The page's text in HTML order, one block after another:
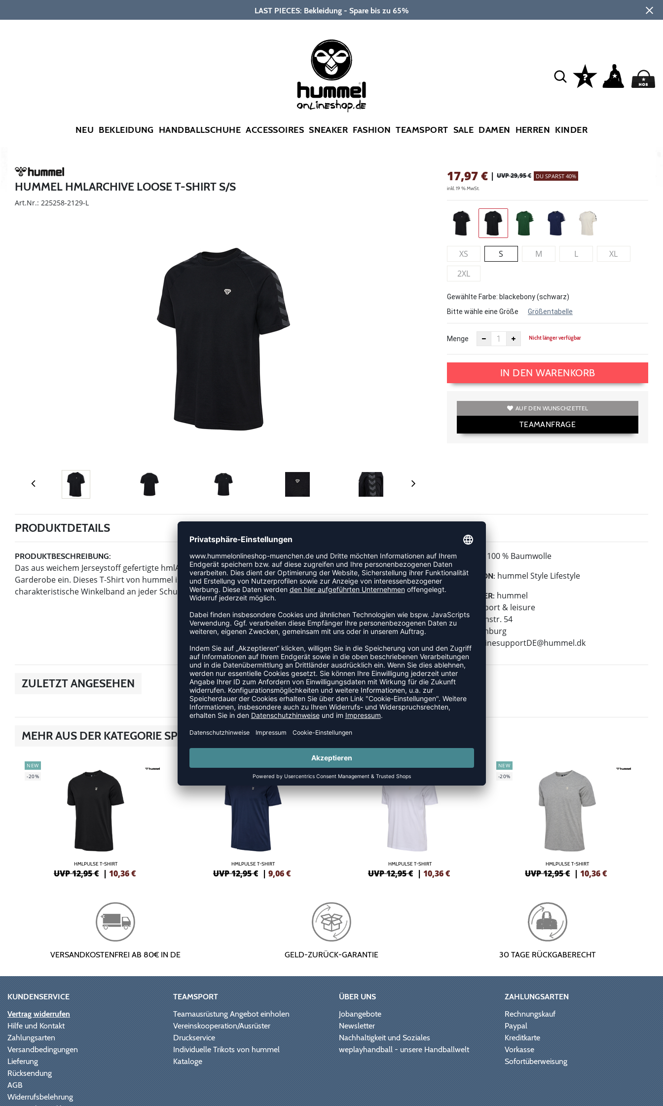
LAST PIECES: Bekleidung - Spare bis zu 65%
NEU BEKLEIDUNG HANDBALLSCHUHE ACCESSOIRES SNEAKER FASHION TEAMSPORT SALE DAMEN HERREN KINDER
HUMMEL HMLARCHIVE LOOSE T-SHIRT S/S
Art.Nr.: 225258-2129-L
17,97€ | UVP 29,95 € DU SPARST 40%
inkl. 19 % MwSt.
XS S M L
XL
2XL
Gewählte Farbe: blackebony (schwarz)
Bitte wähle eine Größe
Größentabelle
Menge Nicht länger verfügbar
IN DEN WARENKORB
AUF DEN WUNSCHZETTEL
TEAMANFRAGE
PRODUKTDETAILS
PRODUKTBESCHREIBUNG:
Das aus weichem Jerseystoff gefertigte hmlARCHIVE LOOSE T-SHIRT S/S fügt sich nahtlos in deine bestehende
Garderobe ein. Dieses T-Shirt von hummel ist bequem, flexibel, atmungsaktiv und verfügt über das
charakteristische Winkelband an jeder Schulter sowie das Logo auf der Brust.
MATERIAL: 100 % Baumwolle
KOLLEKTION: hummel Style Lifestyle
HERSTELLER: hummel
hummel sport & leisure
Leverkusenstr. 54
22761 Hamburg
E-Mail:
onlinesupportDE@hummel.dk
ZULETZT ANGESEHEN
MEHR AUS DER KATEGORIE SPORT STYLE
NEW
-20%
HMLPULSE T-SHIRT
UVP 12,95 € | 10,36€
SALE
HMLPULSE T-SHIRT
UVP 12,95 € | 9,06€
-20%
HMLPULSE T-SHIRT
UVP 12,95 € | 10,36€
NEW
-20%
HMLPULSE T-SHIRT
UVP 12,95 € |10,36€
VERSANDKOSTENFREI AB 80€ IN DE GELD-ZURÜCK-GARANTIE 30 TAGE RÜCKGABERECHT
KUNDENSERVICE
Vertrag widerrufen
Hilfe und Kontakt
Zahlungsarten
Versandbedingungen
Lieferung
Rücksendung
AGB
Widerrufsbelehrung
TEAMSPORT
Teamausrüstung Angebot einholen
Vereinskooperation/Ausrüster
Druckservice
Individuelle Trikots von hummel
Kataloge
ÜBER UNS
Jobangebote
Newsletter
Nachhaltigkeit und Soziales
weplayhandball - unsere Handballwelt
ZAHLUNGSARTEN
Rechnungskauf
Paypal
Kreditkarte
Vorkasse
Sofortüberweisung